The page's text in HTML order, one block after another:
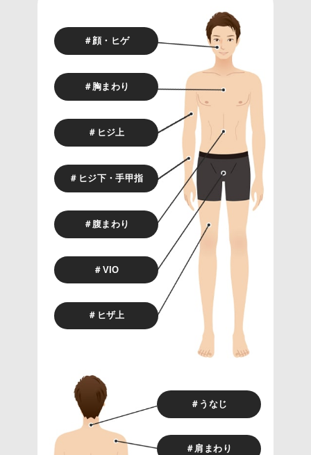
＃顔・ヒゲ
＃胸まわり
＃ヒジ上
＃ヒジ下・手甲指
＃腹まわり
＃VIO
＃ヒザ上
＃うなじ
＃肩まわり